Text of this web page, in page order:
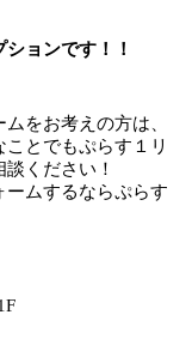
ョンです！！
をお考えの方は、
とでもぷらす１リ
ください！
ムするならぷらす